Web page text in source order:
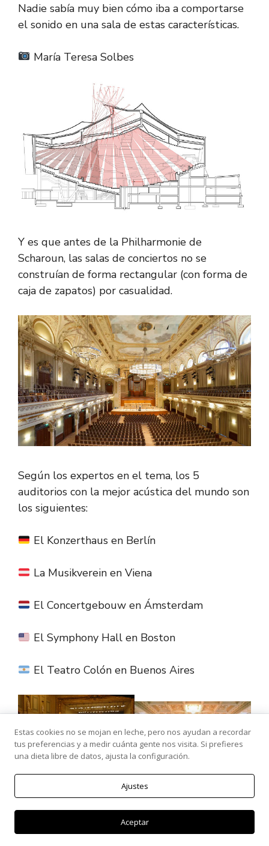
Nadie sabía muy bien cómo iba a comportarse
el sonido en una sala de estas características.
María Teresa Solbes
Y es que antes de la Philharmonie de
Scharoun, las salas de conciertos no se
construían de forma rectangular (con forma de
caja de zapatos) por casualidad.
Según los expertos en el tema, los 5
auditorios con la mejor acústica del mundo son
los siguientes:
El Konzerthaus en Berlín
La Musikverein en Viena
El Concertgebouw en Ámsterdam
El Symphony Hall en Boston
El Teatro Colón en Buenos Aires
Estas cookies no se mojan en leche, pero nos ayudan a recordar
tus preferencias y a medir cuánta gente nos visita. Si prefieres
una dieta libre de datos, ajusta la configuración.
Ajustes
Aceptar